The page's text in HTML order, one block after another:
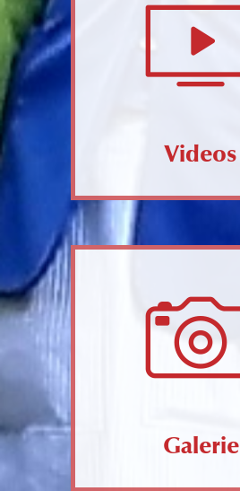
Videos
Galerie